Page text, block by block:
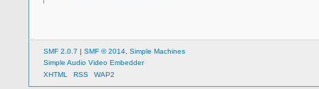
SMF 2.0.7 | SMF © 2014, Simple Machines
Simple Audio Video Embedder
XHTML
RSS WAP2